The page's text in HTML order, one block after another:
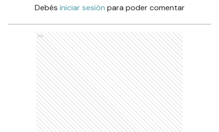
Debés iniciar sesión para poder comentar
Ads